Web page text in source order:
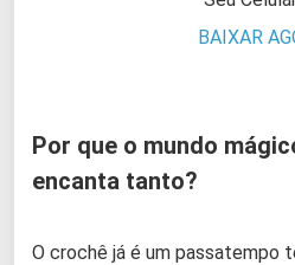
BAIXAR
Por que o mundo
encanta tanto?
O crochê já é um passatempo